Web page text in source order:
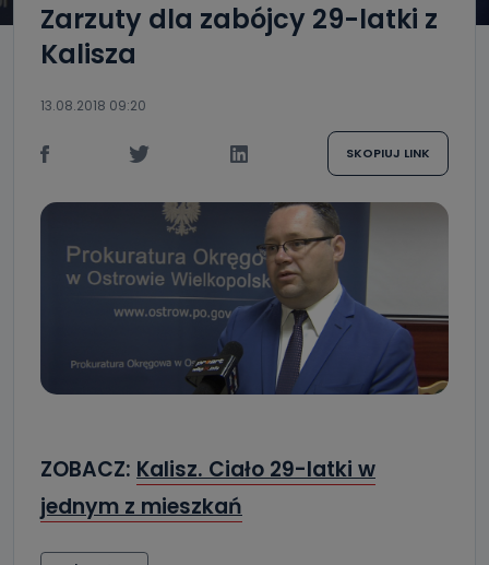
Zarzuty dla zabójcy 29-latki z
Kalisza
13.08.2018 09:20
SKOPIUJ LINK
ZOBACZ: Kalisz. Ciało 29-latki w
jednym z mieszkań